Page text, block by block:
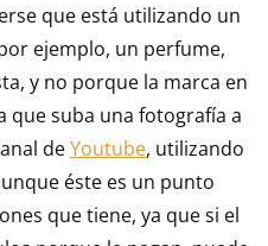
que está utilizando un
ejemplo, un perfume,
y no porque la marca en
que suba una fotografía a
deYoutube, utilizando
éste es un punto
que tiene, ya que si el